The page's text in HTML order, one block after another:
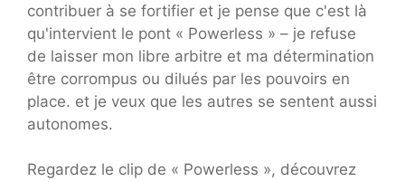
contribuer à se fortifier et je pense que c'est là
qu'intervient le pont « Powerless » – je refuse
de laisser mon libre arbitre et ma détermination
être corrompus ou dilués par les pouvoirs en
place. et je veux que les autres se sentent aussi
autonomes.
Regardez le clip de « Powerless », découvrez